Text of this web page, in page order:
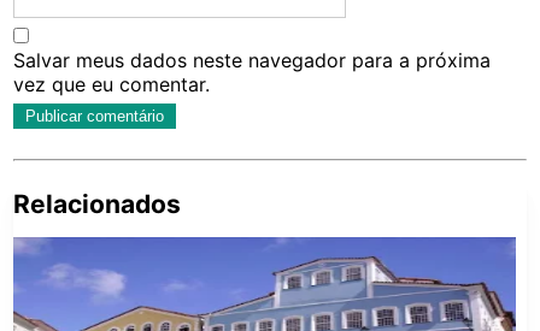
Salvar meus dados neste navegador para a próxima
vez que eu comentar.
Relacionados